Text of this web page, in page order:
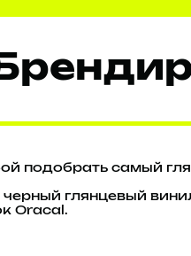
подобрать самый
глянцевый
Oracal.